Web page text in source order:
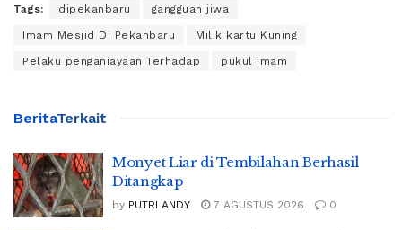
Tags: dipekanbaru gangguan jiwa
Imam Mesjid Di Pekanbaru Milik kartu Kuning
Pelaku penganiayaan Terhadap pukul imam
BeritaTerkait
Monyet Liar di Tembilahan Berhasil
Ditangkap
by PUTRI ANDY 7 AGUSTUS 2026 0